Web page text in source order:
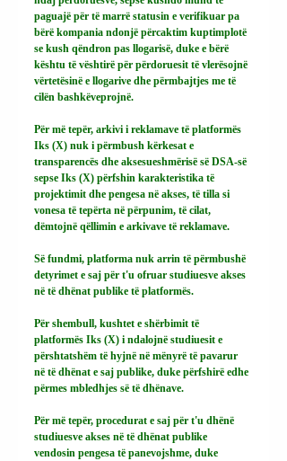
paguajë për të marrë statusin e verifikuar pa
bërë kompania ndonjë përcaktim kuptimplotë
se kush qëndron pas llogarisë, duke e bërë
kështu të vështirë për përdoruesit të vlerësojnë
vërtetësinë e llogarive dhe përmbajtjes me të
cilën bashkëveprojnë.
Për më tepër, arkivi i reklamave të platformës
Iks (X) nuk i përmbush kërkesat e
transparencës dhe aksesueshmërisë së DSA-së
sepse Iks (X) përfshin karakteristika të
projektimit dhe pengesa në akses, të tilla si
vonesa të tepërta në përpunim, të cilat,
dëmtojnë qëllimin e arkivave të reklamave.
Së fundmi, platforma nuk arrin të përmbushë
detyrimet e saj për t'u ofruar studiuesve akses
në të dhënat publike të platformës.
Për shembull, kushtet e shërbimit të
platformës Iks (X) i ndalojnë studiuesit e
përshtatshëm të hyjnë në mënyrë të pavarur
në të dhënat e saj publike, duke përfshirë edhe
përmes mbledhjes së të dhënave.
Për më tepër, procedurat e saj për t'u dhënë
studiuesve akses në të dhënat publike
vendosin pengesa të panevojshme, duke